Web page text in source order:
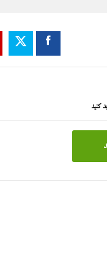
کنید